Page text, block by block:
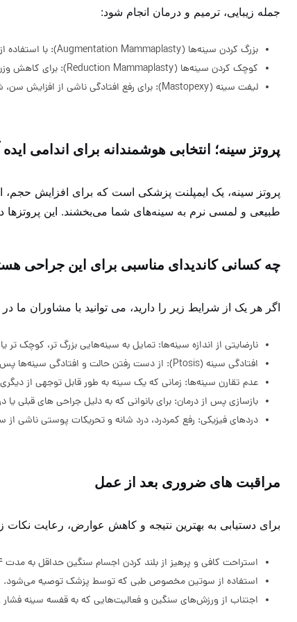
جمله زیبایی، ترمیم و درمان انجام شود:
بزرگ کردن سینه‌ها (Augmentation Mammaplasty): با استفاده از پروتزهای باکیفیت برای افزایش حجم و بهبود فرم
کوچک کردن سینه‌ها (Reduction Mammaplasty): برای کاهش وزن اضافی سینه‌ها و رفع مشکلاتی مانند درد گردن و شانه
لیفت سینه (Mastopexy): برای رفع افتادگی ناشی از افزایش سن، شیردهی یا کاهش وزن و بازگرداندن آن‌ها به حالت جوان و سفت
پروتز سینه؛ انتخابی هوشمندانه برای اندامی
پروتز سینه، یک ایمپلنت پزشکی است که برای افزایش حجم،
طبیعی و لمسی نرم به سینه‌های شما می‌بخشند. این پروتزها
چه کسانی کاندیدای مناسبی برای این جراحی
اگر هر یک از شرایط زیر را دارید، می توانید با مشاوران ما
نارضایتی از اندازه سینه‌ها: تمایل به سینه‌هایی بزرگ تر، کوچک تر
افتادگی سینه (Ptosis): از دست رفتن حالت و افتادگی سینه‌ها پس از زایمان یا کاهش وزن شدید
عدم تقارن سینه‌ها: زمانی که یک سینه به طور قابل توجهی از
بازسازی پس از درمان: برای بانوانی که به دلیل جراحی های قبلی یا
دردهای فیزیکی: رفع کمردرد، درد شانه و تحریکات پوستی ناشی
مراقبت های ضروری بعد از عمل
برای دستیابی به بهترین نتیجه و کاهش عوارض، رعایت
استراحت کافی و پرهیز از بلند کردن اجسام سنگین حداقل به مدت 4 تا 6 هفته.
استفاده از سوتین مخصوص طبی که توسط پزشک توصیه می‌شود.
اجتناب از ورزش‌های سنگین و فعالیت‌هایی که به قفسه سینه فشار